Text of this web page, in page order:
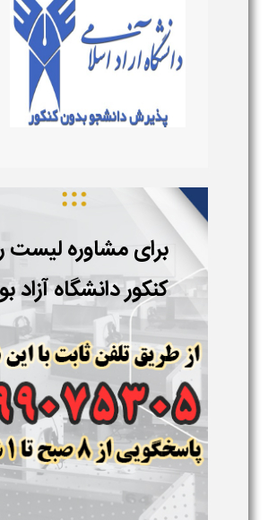
برای مشاوره
کنکور دانشگاه آزاد